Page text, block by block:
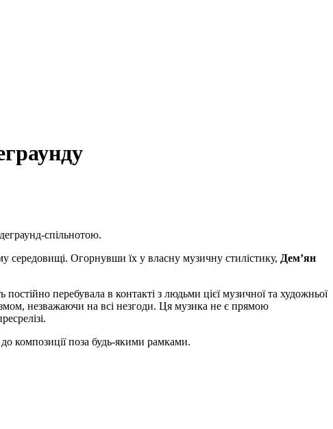
спільнотою.
середовищі. Огорнувши їх у власну музичну стилістику, Демʼян
перебувала в контакті з людьми цієї музичної та художньої
незважаючи на всі незгоди. Ця музика не є прямою
композиції поза будь-якими рамками.